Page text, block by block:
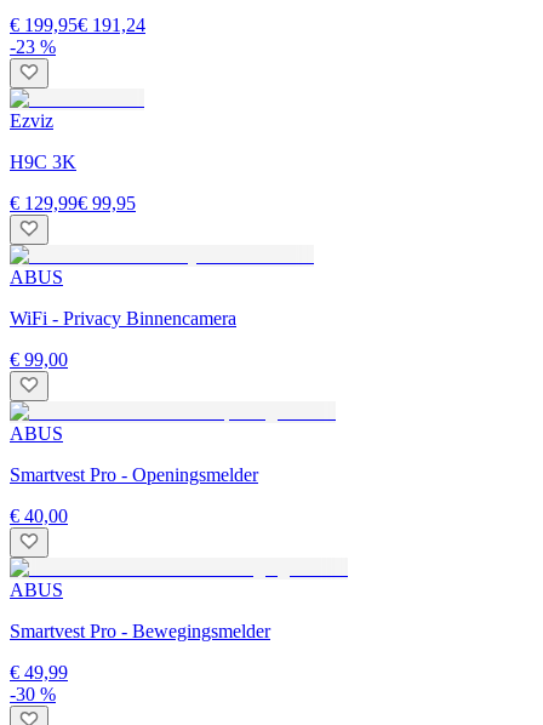
€ 199,95€ 191,24
-23 %
Ezviz
H9C 3K
€ 129,99€ 99,95
ABUS
WiFi - Privacy Binnencamera
€ 99,00
ABUS
Smartvest Pro - Openingsmelder
€ 40,00
ABUS
Smartvest Pro - Bewegingsmelder
€ 49,99
-30 %